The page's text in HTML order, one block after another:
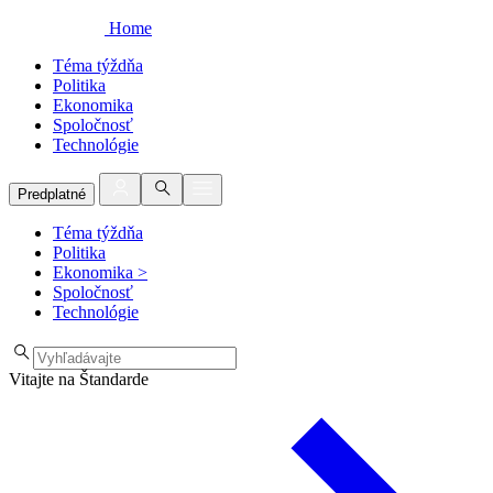
Home
Téma týždňa
Politika
Ekonomika
Spoločnosť
Technológie
Predplatné
Téma týždňa
Politika
Ekonomika >
Spoločnosť
Technológie
Vitajte na Štandarde